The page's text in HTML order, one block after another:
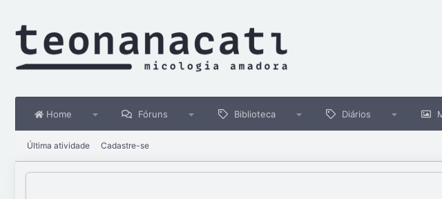
Home Fóruns Biblioteca Diários
Última atividade Cadastre-se